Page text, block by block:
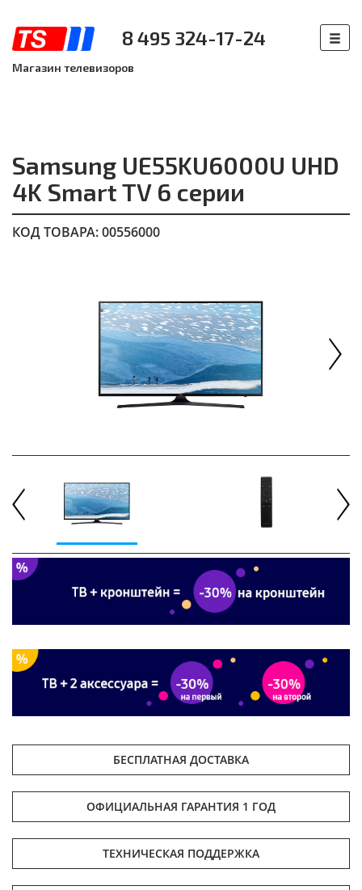
8 495 324-17-24
Магазин телевизоров
Samsung UE55KU6000U UHD
4K Smart TV 6 серии
КОД ТОВАРА: 00556000
БЕСПЛАТНАЯ ДОСТАВКА
ОФИЦИАЛЬНАЯ ГАРАНТИЯ 1 ГОД
ТЕХНИЧЕСКАЯ ПОДДЕРЖКА